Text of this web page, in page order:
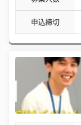
申込締切